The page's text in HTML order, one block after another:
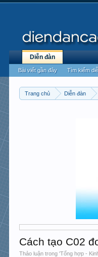
Trang chủ Diễn đàn
Cách tạo C02
Thảo luận trong 'Tổng hợp -
Diễn đàn
Bài viết gần đây Tìm kiếm